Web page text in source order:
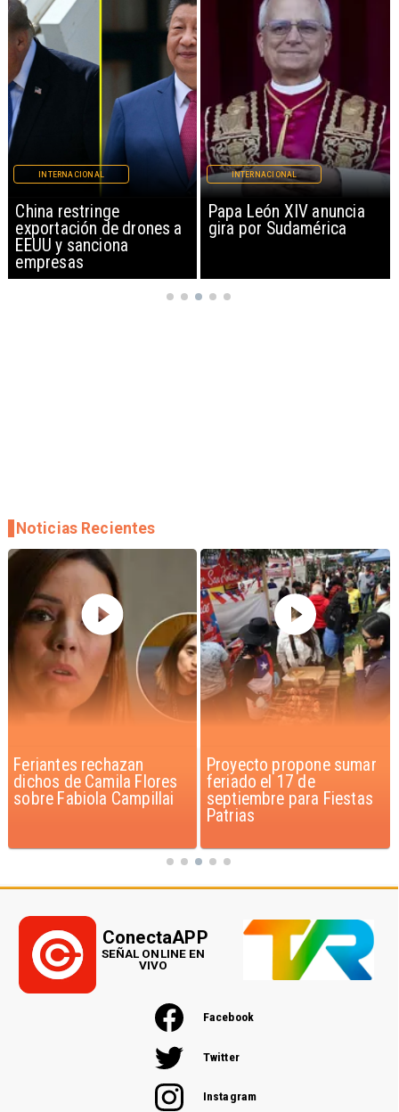
China restringe
exportación de drones a
EEUU y sanciona
empresas
INTERNACIONAL
Papa León XIV anuncia
gira por Sudamérica
INTERNACIONAL
Feriantes rechazan
dichos de Camila Flores
sobre Fabiola Campillai
Proyecto propone sumar
feriado el 17 de
septiembre para Fiestas
Patrias
Noticias Recientes
Facebook
Twitter
Instagram
ConectaAPP
SEÑAL ONLINE EN
VIVO